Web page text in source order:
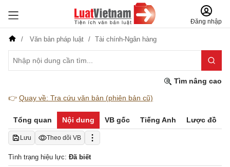
Đăng nhập
Văn bản pháp luật Tài chính-Ngân hàng
Tìm nâng cao
👉 Quay về: Tra cứu văn bản (phiên bản cũ)
Tổng quan Nội dung VB gốc Tiếng Anh Lược đồ
Lưu Theo dõi VB
Tình trạng hiệu lực: Đã biết